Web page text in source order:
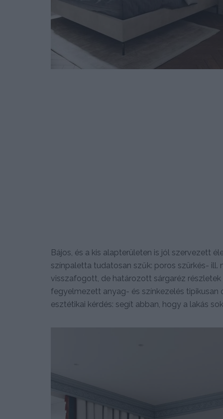
Bájos, és a kis alapterületen is jól szervezett
színpaletta tudatosan szűk: poros szürkés-
visszafogott, de határozott sárgaréz
fegyelmezett anyag- és színkezelés tipikusan
esztétikai kérdés: segít abban, hogy a lakás